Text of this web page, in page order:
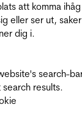
att komma ihåg
eller ser ut,
dig i.
search-
results.